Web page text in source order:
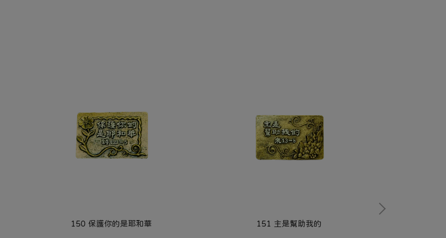
150 保護你的是耶和華 151 主是幫助我的